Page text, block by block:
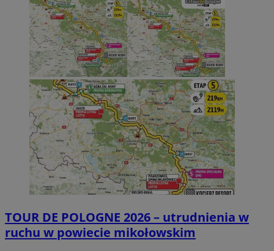
TOUR DE POLOGNE 2026 – utrudnienia w
ruchu w powiecie mikołowskim